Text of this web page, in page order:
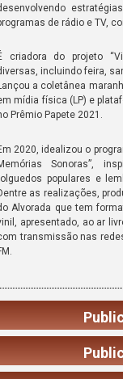
de rádio e TV,
criadora do projeto
incluindo feira,
a coletânea
mídia física (LP) e
Prêmio Papete 2021.
2020, idealizou o
Sonoras”,
populares e
as realizações,
Alvorada que tem
apresentado, ao ar
transmissão nas